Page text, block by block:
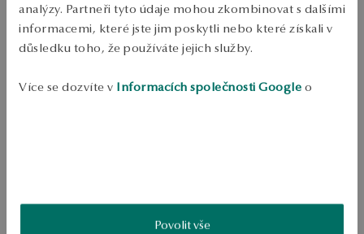
analýzy. Partneři tyto údaje mohou zkombinovat s dalšími
informacemi, které jste jim poskytli nebo které získali v
důsledku toho, že používáte jejich služby.
Více se dozvíte v Informacích společnosti Google o
Povolit vše
Odeslání:1pracovní dny
Doprava zdarma od 1700 Kč
Bezplatné vrácení až do 100 dnů v YES Clubu
PODROBNOSTI
BEZPEČNOST